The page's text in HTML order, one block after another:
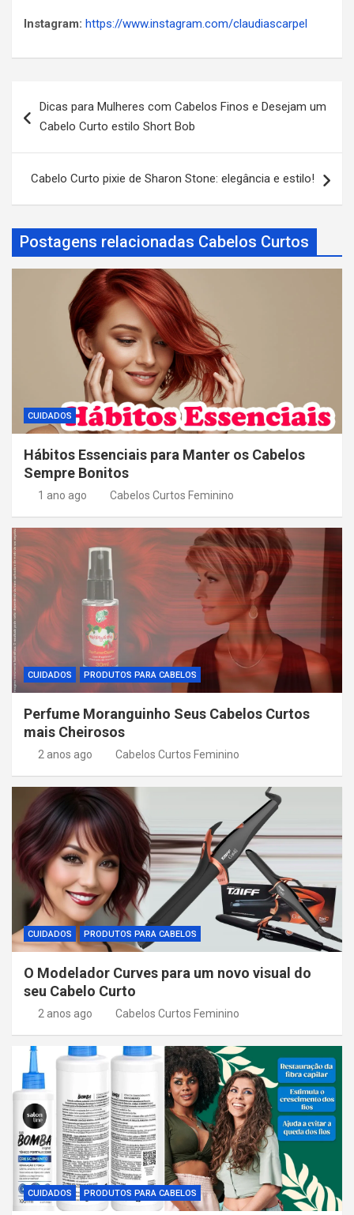
Instagram: https://www.instagram.com/claudiascarpel
ç
ã
Dicas para Mulheres com Cabelos Finos e Desejam um
Cabelo Curto estilo Short Bob
Cabelo Curto pixie de Sharon Stone: elegância e estilo!
Postagens relacionadas Cabelos Curtos
CUIDADOS
Hábitos Essenciais para Manter os Cabelos
Sempre Bonitos
1 ano ago Cabelos Curtos Feminino
CUIDADOS PRODUTOS PARA CABELOS
Perfume Moranguinho Seus Cabelos Curtos
mais Cheirosos
2 anos ago Cabelos Curtos Feminino
CUIDADOS PRODUTOS PARA CABELOS
O Modelador Curves para um novo visual do
seu Cabelo Curto
2 anos ago Cabelos Curtos Feminino
CUIDADOS PRODUTOS PARA CABELOS